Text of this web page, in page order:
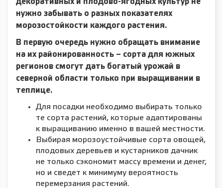
декоративных и плодово-ягодных культур не
нужно забывать о разных показателях
морозостойкости каждого растения.
В первую очередь нужно обращать внимание
на их районированность – сорта для южных
регионов смогут дать богатый урожай в
северной области только при выращивании в
теплице.
Для посадки необходимо выбирать только
те сорта растений, которые адаптированы
к выращиванию именно в вашей местности.
Выбирая морозоустойчивые сорта овощей,
плодовых деревьев и кустарников дачник
не только сэкономит массу времени и денег,
но и сведет к минимуму вероятность
перемерзания растений.